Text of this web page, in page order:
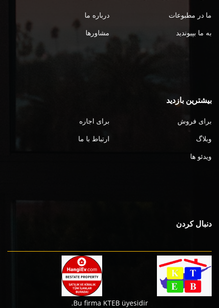
ما در مطبوعات
درباره ما
به ما بپیوندید
مشاورها
بیشترین بازدید
برای فروش
برای اجاره
وبلاگ
ارتباط با ما
ویدئو ها
دنبال کردن
Bu firma KTEB üyesidir.